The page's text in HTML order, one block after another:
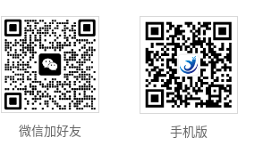
微信加好友 手机版